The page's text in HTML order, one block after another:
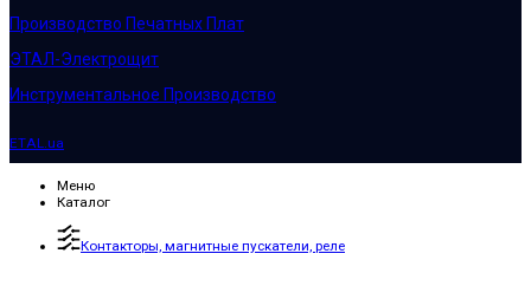
Производство Печатных Плат
ЭТАЛ-Электрощит
Инструментальное Производство
ETAL.ua
Меню
Каталог
Контакторы, магнитные пускатели, реле